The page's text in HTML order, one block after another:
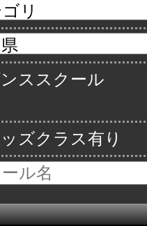
ススクール
ズクラス有り